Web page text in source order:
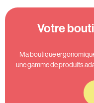
Votre
Ma boutique
une gamme de produits